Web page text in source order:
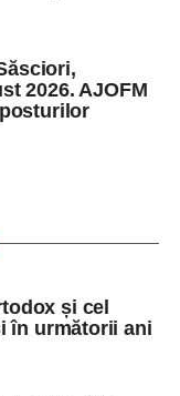
2026. AJOFM
și cel
în următorii ani